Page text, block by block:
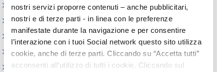
nostri servizi proporre contenuti – anche pubblicitari,
nostri e di terze parti - in linea con le preferenze
manifestate durante la navigazione e per consentire
l’interazione con i tuoi Social network questo sito utilizza
cookie, anche di terze parti. Cliccando su “Accetta tutti”
acconsenti all’utilizzo di tutti i cookie. Cliccando sul
Contesto macroeconomico
Scenari internazionali
Precedenti pubblicazioni
Indagini tematiche